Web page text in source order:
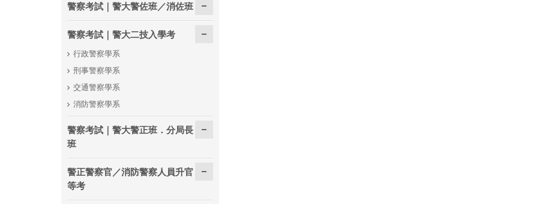
警察考試｜警大警佐班／消佐班
警察考試｜警大二技入學考
行政警察學系
刑事警察學系
交通警察學系
消防警察學系
警察考試｜警大警正班．分局長
班
警正警察官／消防警察人員升官
等考